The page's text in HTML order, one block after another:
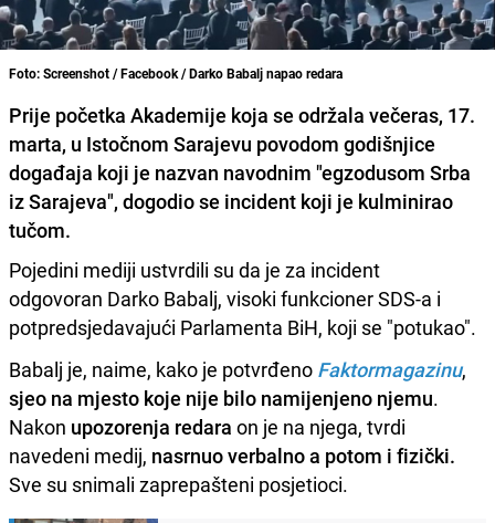
Foto: Screenshot / Facebook / Darko Babalj napao redara
Prije početka Akademije koja se održala večeras, 17.
marta, u Istočnom Sarajevu povodom godišnjice
događaja koji je nazvan navodnim "egzodusom Srba
iz Sarajeva", dogodio se incident koji je kulminirao
tučom.
Pojedini mediji ustvrdili su da je za incident
odgovoran Darko Babalj, visoki funkcioner SDS-a i
potpredsjedavajući Parlamenta BiH, koji se "potukao".
Babalj je, naime, kako je potvrđeno Faktormagazinu,
sjeo na mjesto koje nije bilo namijenjeno njemu.
Nakon upozorenja redara on je na njega, tvrdi
navedeni medij, nasrnuo verbalno a potom i fizički.
Sve su snimali zaprepašteni posjetioci.